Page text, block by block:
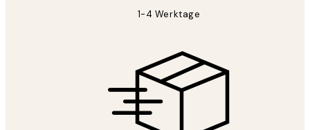
1-4 Werktage